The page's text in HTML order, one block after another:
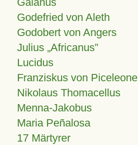
Godefried von Aleth
Godobert von Angers
Julius Africanus
Lucidus
Franziskus von Piceleone
Nikolaus Thomacellus
Menna-Jakobus
Maria Peñalosa
17 Märtyrer